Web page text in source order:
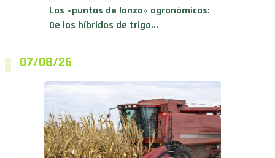
Las «puntas de lanza» agronómicas:
De los híbridos de trigo...
07/08/26